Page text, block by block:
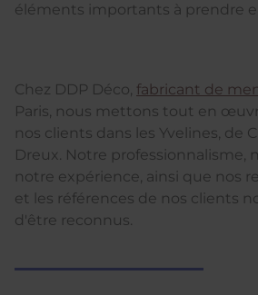
éléments importants à prendre
Chez DDP Déco, fabricant de
Paris, nous mettons tout en
nos clients dans les Yvelines, de
Dreux. Notre professionnalisme,
notre expérience, ainsi que nos
et les références de nos clients
d'être reconnus.